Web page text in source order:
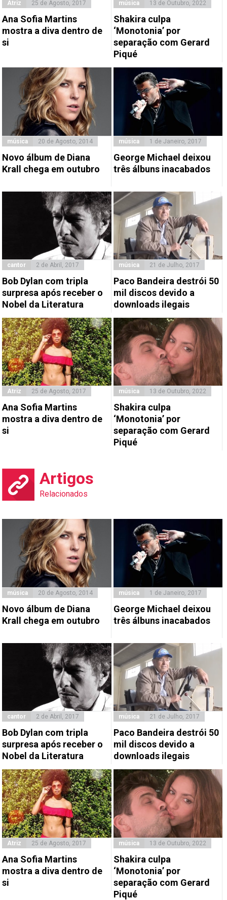
Atriz 25 de Agosto, 2017
Ana Sofia Martins
mostra a diva dentro de
si
música 13 de Outubro, 2022
Shakira culpa
‘Monotonia’ por
separação com Gerard
Piqué
música 20 de Agosto, 2014
Novo álbum de Diana
Krall chega em outubro
música 1 de Janeiro, 2017
George Michael deixou
três álbuns inacabados
cantor 2 de Abril, 2017
Bob Dylan com tripla
surpresa após receber o
Nobel da Literatura
música 21 de Julho, 2017
​Paco Bandeira destrói 50
mil discos devido a
downloads ilegais
Atriz 25 de Agosto, 2017
Ana Sofia Martins
mostra a diva dentro de
si
música 13 de Outubro, 2022
Shakira culpa
‘Monotonia’ por
separação com Gerard
Piqué
Artigos
Relacionados
música 20 de Agosto, 2014
Novo álbum de Diana
Krall chega em outubro
música 1 de Janeiro, 2017
George Michael deixou
três álbuns inacabados
cantor 2 de Abril, 2017
Bob Dylan com tripla
surpresa após receber o
Nobel da Literatura
música 21 de Julho, 2017
​Paco Bandeira destrói 50
mil discos devido a
downloads ilegais
Atriz 25 de Agosto, 2017
Ana Sofia Martins
mostra a diva dentro de
si
música 13 de Outubro, 2022
Shakira culpa
‘Monotonia’ por
separação com Gerard
Piqué